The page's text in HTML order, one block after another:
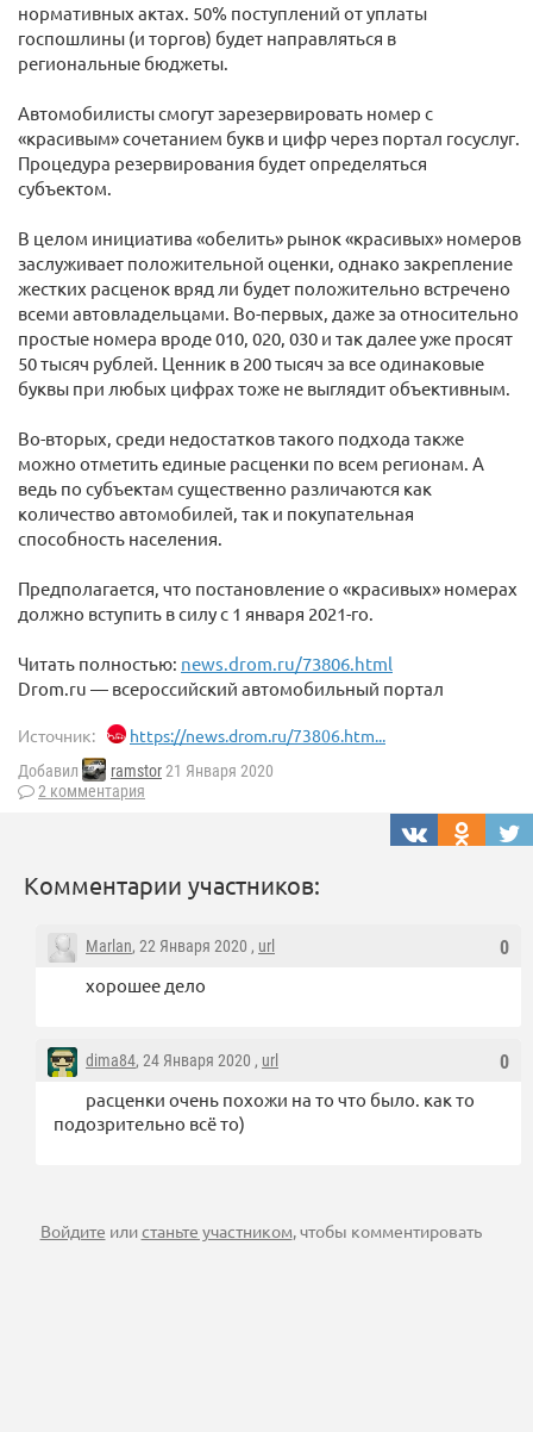
нормативных актах. 50% поступлений от уплаты
госпошлины (и торгов) будет направляться в
региональные бюджеты.
Автомобилисты смогут зарезервировать номер с
«красивым» сочетанием букв и цифр через портал госуслуг.
Процедура резервирования будет определяться
субъектом.
В целом инициатива «обелить» рынок «красивых» номеров
заслуживает положительной оценки, однако закрепление
жестких расценок вряд ли будет положительно встречено
всеми автовладельцами. Во-первых, даже за относительно
простые номера вроде 010, 020, 030 и так далее уже просят
50 тысяч рублей. Ценник в 200 тысяч за все одинаковые
буквы при любых цифрах тоже не выглядит объективным.
Во-вторых, среди недостатков такого подхода также
можно отметить единые расценки по всем регионам. А
ведь по субъектам существенно различаются как
количество автомобилей, так и покупательная
способность населения.
Предполагается, что постановление о «красивых» номерах
должно вступить в силу с 1 января 2021-го.
Читать полностью: news.drom.ru/73806.html
Drom.ru — всероссийский автомобильный портал
Источник: https://news.drom.ru/73806.htm...
Добавил ramstor21 Января 2020
2 комментария
Комментарии участников:
0
Marlan, 22 Января 2020 , url
хорошее дело
0
dima84, 24 Января 2020 , url
расценки очень похожи на то что было. как то
подозрительно всё то)
Войдите илистаньте участником, чтобы комментировать